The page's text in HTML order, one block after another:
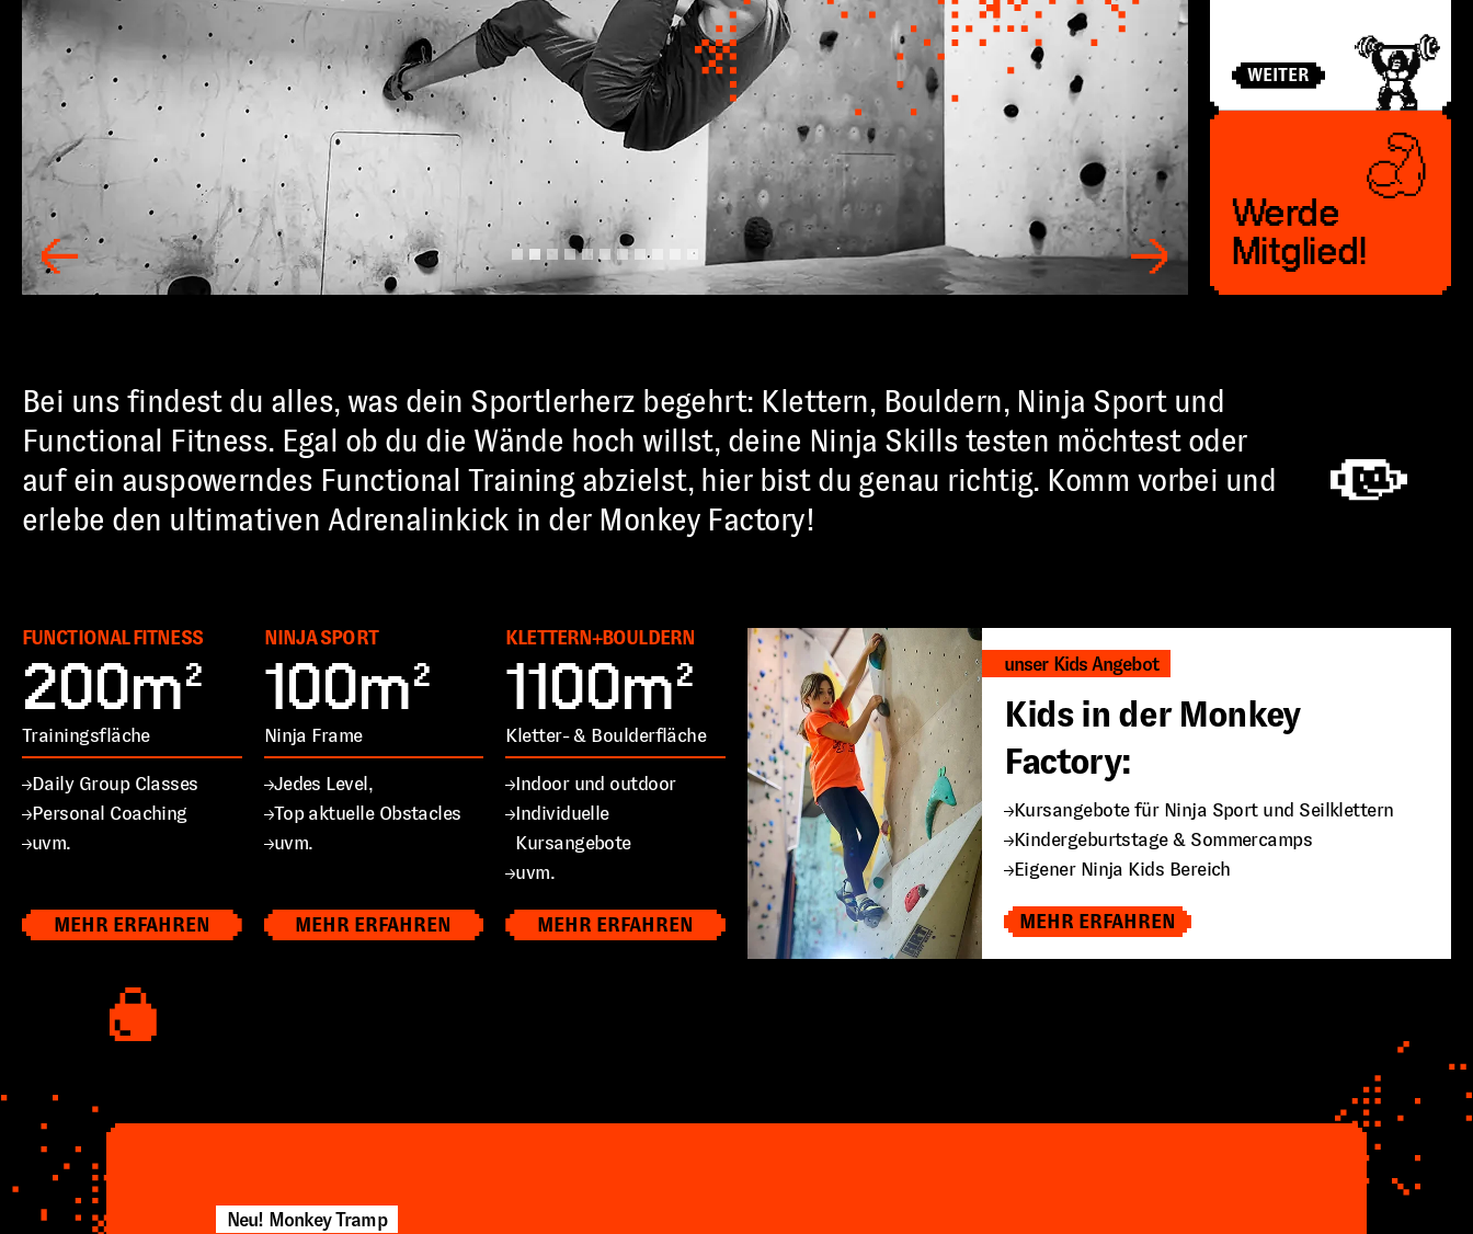
WEITER
Werde
Mitglied!
Bei uns findest du alles, was dein Sportlerherz begehrt: Klettern, Bouldern, Ninja Sport und
Functional Fitness. Egal ob du die Wände hoch willst, deine Ninja Skills testen möchtest oder
auf ein auspowerndes Functional Training abzielst, hier bist du genau richtig. Komm vorbei und
erlebe den ultimativen Adrenalinkick in der Monkey Factory!
Vorschlage
FUNCTIONAL FITNESS
200m²
Trainingsfläche
Daily Group Classes
Personal Coaching
uvm.
MEHR ERFAHREN
NINJA SPORT
100m²
Ninja Frame
Jedes Level,
Top aktuelle Obstacles
uvm.
MEHR ERFAHREN
KLETTERN+BOULDERN
1100m²
Kletter- & Boulderfläche
Indoor und outdoor
Individuelle
Kursangebote
uvm.
MEHR ERFAHREN
unser Kids Angebot
Kids in der Monkey
Factory:
Kursangebote für Ninja Sport und Seilklettern
Kindergeburtstage & Sommercamps
Eigener Ninja Kids Bereich
MEHR ERFAHREN
Neu! Monkey Tramp